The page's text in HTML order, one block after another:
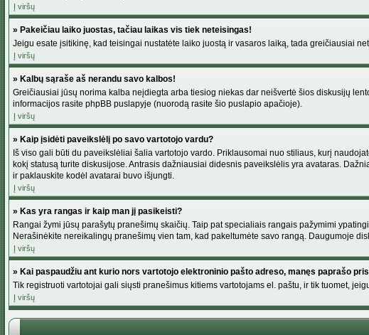
Į viršų
» Pakeičiau laiko juostas, tačiau laikas vis tiek neteisingas!
Jeigu esate įsitikinę, kad teisingai nustatėte laiko juostą ir vasaros laiką, tada greičiausiai
Į viršų
» Kalbų sąraše aš nerandu savo kalbos!
Greičiausiai jūsų norima kalba neįdiegta arba tiesiog niekas dar neišvertė šios diskusijų
informacijos rasite phpBB puslapyje (nuorodą rasite šio puslapio apačioje).
Į viršų
» Kaip įsidėti paveikslėlį po savo vartotojo vardu?
Iš viso gali būti du paveikslėliai šalia vartotojo vardo. Priklausomai nuo stiliaus, kurį
kokį statusą turite diskusijose. Antrasis dažniausiai didesnis paveikslėlis yra avataras.
ir paklauskite kodėl avatarai buvo išjungti.
Į viršų
» Kas yra rangas ir kaip man jį pasikeisti?
Rangai žymi jūsų parašytų pranešimų skaičių. Taip pat specialiais rangais pažymimi
Nerašinėkite nereikalingų pranešimų vien tam, kad pakeltumėte savo rangą. Daugumoje
Į viršų
» Kai paspaudžiu ant kurio nors vartotojo elektroninio pašto adreso, manęs paprašo
Tik registruoti vartotojai gali siųsti pranešimus kitiems vartotojams el. paštu, ir tik tuomet,
Į viršų